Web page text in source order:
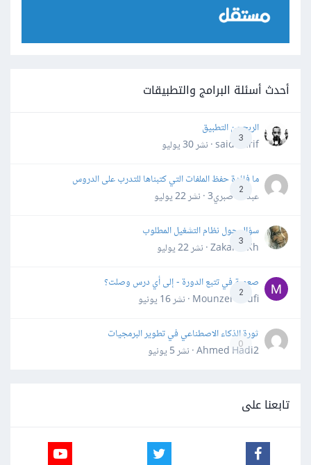
أحدث أسئلة البرامج والتطبيقات
3
الربح من التطبيق
said darif · نشر
30 يوليو
2
ما فائدة حفظ الملفات التي كتبناها للتدرب على الدروس
عبدالله صبري3 · نشر
22 يوليو
3
سؤال حول نظام التشغيل المطلوب
Zakaria Kh · نشر
22 يوليو
2
صعوبة في تتبع الدورة - إلى أي درس وصلت؟
Mounzer Soufi · نشر
16 يونيو
0
ثورة الذكاء الاصطناعي في تطوير البرمجيات
Ahmed Hadi2 · نشر
5 يونيو
تابعنا على